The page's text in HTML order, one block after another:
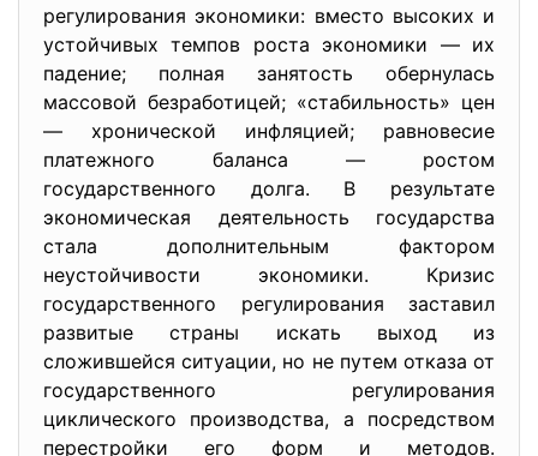
регулирования экономики: вместо высоких и
устойчивых темпов роста экономики — их
падение; полная занятость обернулась
массовой безработицей; «стабильность» цен
— хронической инфляцией; равновесие
платежного баланса — ростом
государственного долга. В результате
экономическая деятельность государства
стала дополнительным фактором
неустойчивости экономики. Кризис
государственного регулирования заставил
развитые страны искать выход из
сложившейся ситуации, но не путем отказа от
государственного регулирования
циклического производства, а посредством
перестройки его форм и методов.